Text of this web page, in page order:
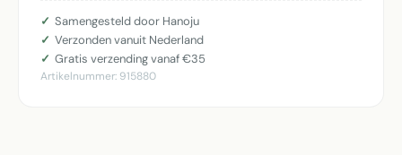
Samengesteld door Hanoju
Verzonden vanuit Nederland
Gratis verzending vanaf €35
Artikelnummer: 915880